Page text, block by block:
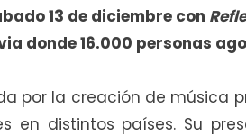
13 de diciembre con
donde 16.000 personas
por la creación de música
en distintos países. Su